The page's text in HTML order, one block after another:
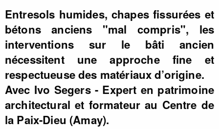
Entresols humides, chapes fissurées et
bétons anciens "mal compris", les
interventions sur le bâti ancien
nécessitent une approche fine et
respectueuse des matériaux d’origine.
Avec Ivo Segers - Expert en patrimoine
architectural et formateur au Centre de
la Paix-Dieu (Amay).